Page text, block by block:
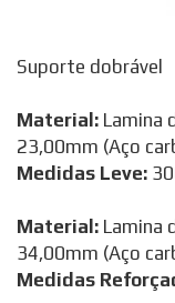
Suporte dobrável
Material: Lamina
23,00mm (Aço
Medidas Leve:
Material: Lamina
34,00mm (Aço
Medidas